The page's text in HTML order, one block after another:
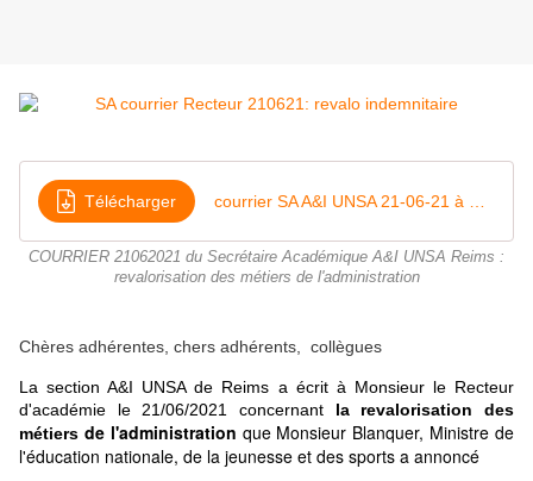
Télécharger
COURRIER 21062021 du Secrétaire Académique A&I UNSA Reims :
revalorisation des métiers de l'administration
Chères adhérentes, chers adhérents, collègues
La section A&I UNSA de Reims a écrit à Monsieur le Recteur
d'académie le 21/06/2021 concernant la revalorisation des
métiers de l'administration que Monsieur Blanquer, Ministre de
l'éducation nationale, de la jeunesse et des sports a annoncé